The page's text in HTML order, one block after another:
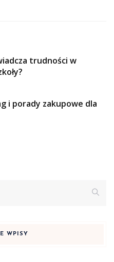
trudności w
i porady zakupowe dla
WPISY